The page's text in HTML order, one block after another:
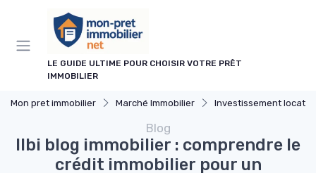
LE GUIDE ULTIME POUR CHOISIR VOTRE PRÊT
IMMOBILIER
Mon pret immobilier Marché Immobilier Investissement locatif
Blog
Ilbi blog immobilier : comprendre le
crédit immobilier pour un